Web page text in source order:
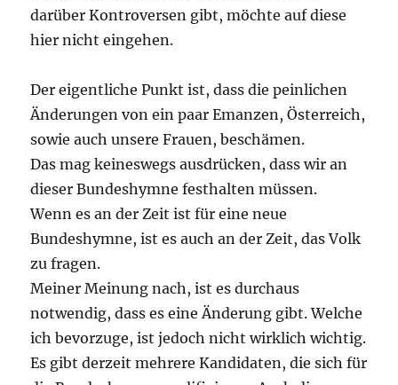
darüber Kontroversen gibt, möchte auf diese
hier nicht eingehen.
Der eigentliche Punkt ist, dass die peinlichen
Änderungen von ein paar Emanzen, Österreich,
sowie auch unsere Frauen, beschämen.
Das mag keineswegs ausdrücken, dass wir an
dieser Bundeshymne festhalten müssen.
Wenn es an der Zeit ist für eine neue
Bundeshymne, ist es auch an der Zeit, das Volk
zu fragen.
Meiner Meinung nach, ist es durchaus
notwendig, dass es eine Änderung gibt. Welche
ich bevorzuge, ist jedoch nicht wirklich wichtig.
Es gibt derzeit mehrere Kandidaten, die sich für